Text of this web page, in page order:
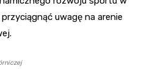
uwagę na arenie